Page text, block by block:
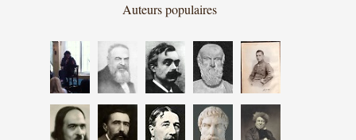
Auteurs populaires